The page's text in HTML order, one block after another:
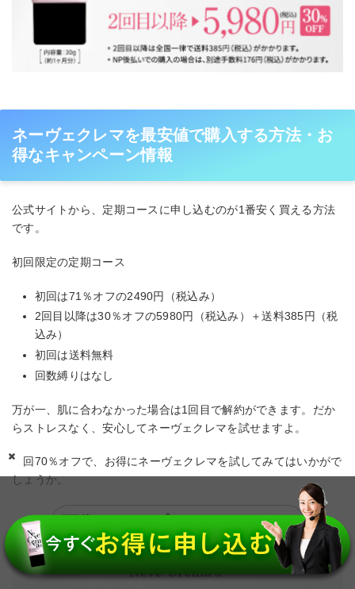
ネーヴェクレマを最安値で購入する方法・お
得なキャンペーン情報
公式サイトから、定期コースに申し込むのが1番安く買える方法
です。
初回限定の定期コース
初回は71％オフの2490円（税込み）
2回目以降は30％オフの5980円（税込み）＋送料385円（税
込み）
初回は送料無料
回数縛りはなし
万が一、肌に合わなかった場合は1回目で解約ができます。だか
らストレスなく、安心してネーヴェクレマを試せますよ。
初回70％オフで、お得にネーヴェクレマを試してみてはいかがで
しょうか。
OFF！